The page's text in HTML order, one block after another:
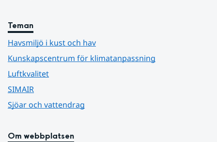
Teman
Havsmiljö i kust och hav
Kunskapscentrum för klimatanpassning
Luftkvalitet
SIMAIR
Sjöar och vattendrag
Om webbplatsen